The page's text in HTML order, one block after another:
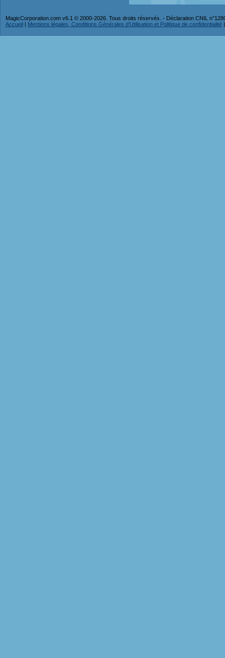
MagicCorporation.com v6.1 © 2000-2026. Tous droits réservés. - Déclaration CNIL
Accueil | Mentions légales, Conditions Générales d'Utilisation et Politique de confidentialité